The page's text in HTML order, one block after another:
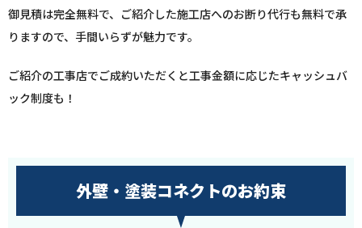
御見積は完全無料で、ご紹介した施工店へのお断り代行も無料で承
りますので、手間いらずが魅力です。
ご紹介の工事店でご成約いただくと工事金額に応じたキャッシュバ
ック制度も！
外壁・塗装コネクトのお約束